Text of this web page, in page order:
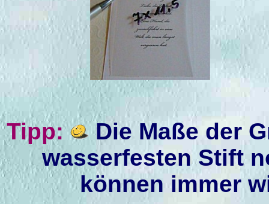
Tipp:
Die Maße der
wasserfesten Stift
können immer